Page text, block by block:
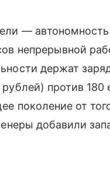
—
непрерывной
держат
против 180
поколение от
добавили